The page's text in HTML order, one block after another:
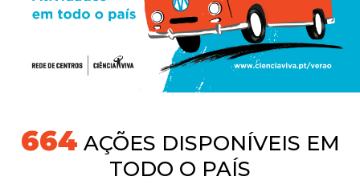
718AÇÕES DISPONÍVEIS EM
TODO O PAÍS